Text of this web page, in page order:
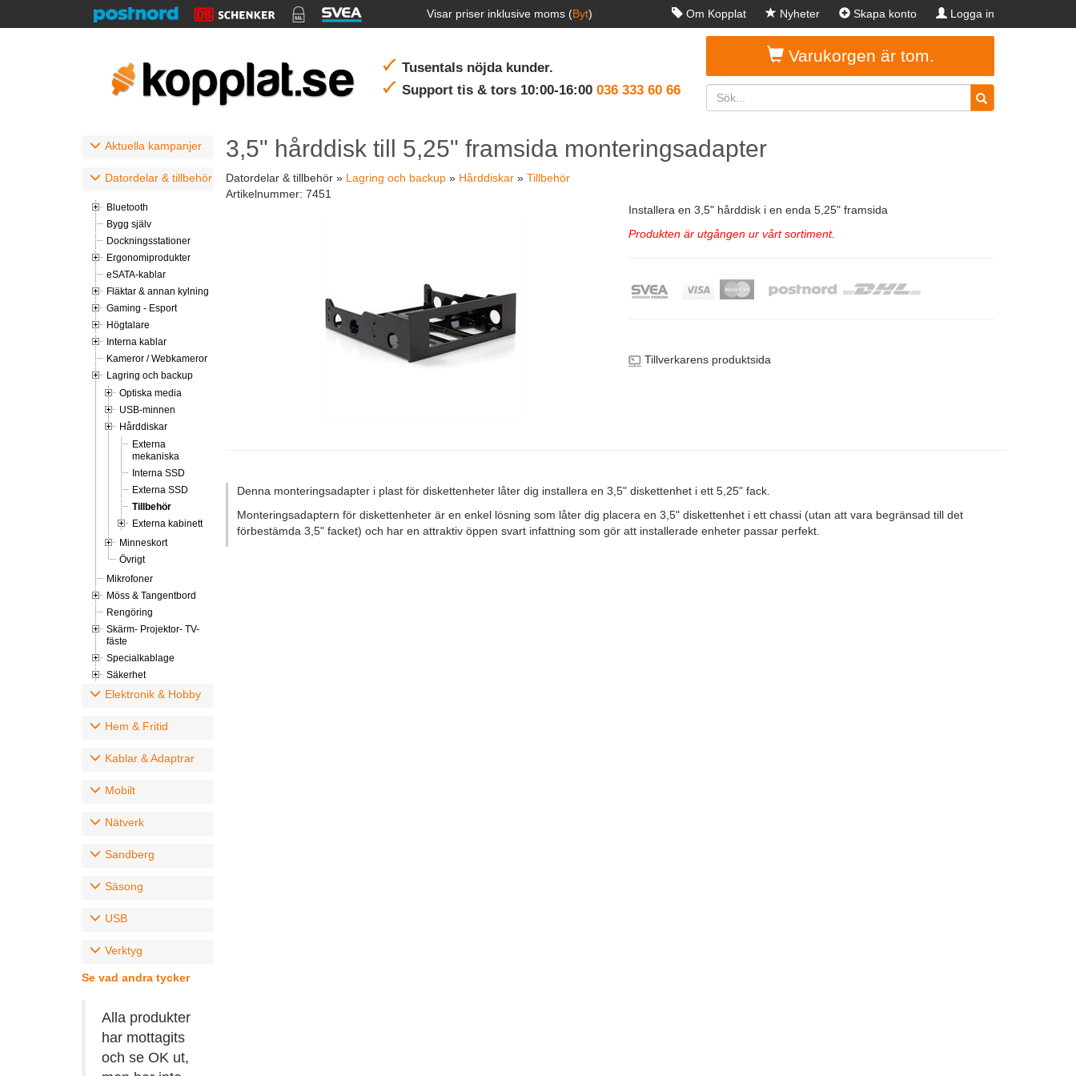
Visar priser inklusive moms (Byt) Om Kopplat Nyheter Skapa konto Logga in
Tusentals nöjda kunder.
Support tis & tors 10:00-16:00 036 333 60 66
Varukorgen är tom.
Aktuella kampanjer
Datordelar & tillbehör
Bluetooth
Bygg själv
Dockningsstationer
Ergonomiprodukter
eSATA-kablar
Fläktar & annan kylning
Gaming - Esport
Högtalare
Interna kablar
Kameror / Webkameror
Lagring och backup
Optiska media
USB-minnen
Hårddiskar
Externa
mekaniska
Interna SSD
Externa SSD
Tillbehör
Externa kabinett
Minneskort
Övrigt
Mikrofoner
Möss & Tangentbord
Rengöring
Skärm- Projektor- TV-
fäste
Specialkablage
Säkerhet
Elektronik & Hobby
Hem & Fritid
Kablar & Adaptrar
Mobilt
Nätverk
Sandberg
Säsong
USB
Verktyg
Se vad andra tycker
Alla produkter
har mottagits
och se OK ut,
3,5" hårddisk till 5,25" framsida monteringsadapter
Datordelar & tillbehör » Lagring och backup » Hårddiskar » Tillbehör
Artikelnummer: 7451
Installera en 3,5" hårddisk i en enda 5,25" framsida
Produkten är utgången ur vårt sortiment.
Tillverkarens produktsida
Denna monteringsadapter i plast för diskettenheter låter dig installera en 3,5" diskettenhet i ett 5,25" fack.
Monteringsadaptern för diskettenheter är en enkel lösning som låter dig placera en 3,5" diskettenhet i ett chassi (utan att vara begränsad till det
förbestämda 3,5" facket) och har en attraktiv öppen svart infattning som gör att installerade enheter passar perfekt.